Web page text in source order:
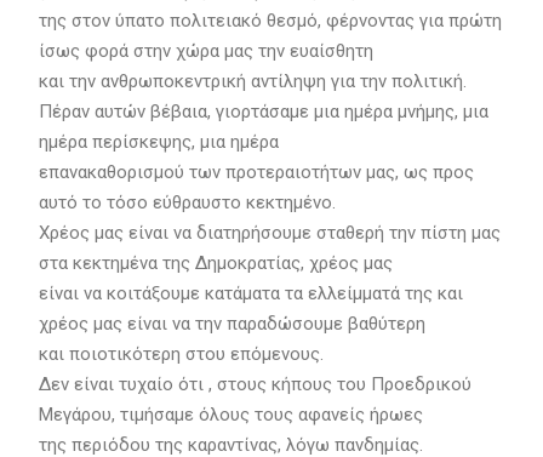
της στον ύπατο πολιτειακό θεσμό, φέρνοντας για πρώτη
ίσως φορά στην χώρα μας την ευαίσθητη
και την ανθρωποκεντρική αντίληψη για την πολιτική.
Πέραν αυτών βέβαια, γιορτάσαμε μια ημέρα μνήμης, μια
ημέρα περίσκεψης, μια ημέρα
επανακαθορισμού των προτεραιοτήτων μας, ως προς
αυτό το τόσο εύθραυστο κεκτημένο.
Χρέος μας είναι να διατηρήσουμε σταθερή την πίστη μας
στα κεκτημένα της Δημοκρατίας, χρέος μας
είναι να κοιτάξουμε κατάματα τα ελλείμματά της και
χρέος μας είναι να την παραδώσουμε βαθύτερη
και ποιοτικότερη στου επόμενους.
Δεν είναι τυχαίο ότι , στους κήπους του Προεδρικού
Μεγάρου, τιμήσαμε όλους τους αφανείς ήρωες
της περιόδου της καραντίνας, λόγω πανδημίας.